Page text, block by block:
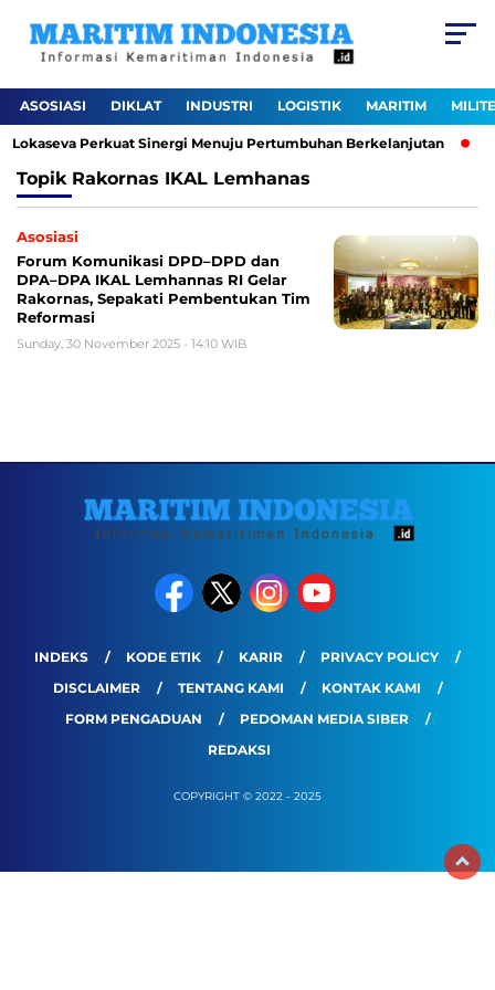
ASOSIASI DIKLAT INDUSTRI LOGISTIK MARITIM
Lokaseva Perkuat Sinergi Menuju Pertumbuhan Berkelanjutan
Topik Rakornas IKAL Lemhanas
Asosiasi
Forum Komunikasi DPD–DPD dan
DPA–DPA IKAL Lemhannas RI Gelar
Rakornas, Sepakati Pembentukan Tim
Reformasi
Sunday, 30 November 2025 - 14:10 WIB
INDEKS KODE ETIK KARIR
PRIVACY POLICY
DISCLAIMER
TENTANG KAMI
KONTAK KAMI
FORM PENGADUAN
PEDOMAN MEDIA SIBER
REDAKSI
COPYRIGHT © 2022 - 2025